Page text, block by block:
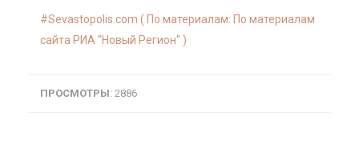
Sevastopolis.com ( По материалам: По материалам
сайта РИА "Новый Регион" )
ПРОСМОТРЫ: 2886